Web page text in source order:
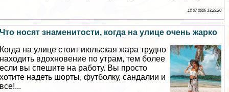
12 07 2026 13:29:20
Что носят знаменитости, когда на улице очень жарко
Когда на улице стоит июльская жара трудно
находить вдохновение по утрам, тем более
если вы спешите на работу. Вы просто
хотите надеть шорты, футболку, сандалии и
все!...